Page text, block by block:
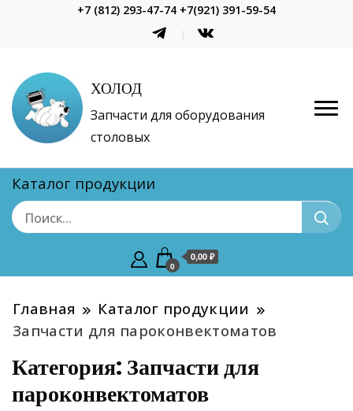
+7 (812) 293-47-74 +7(921) 391-59-54
ХОЛОД
Запчасти для оборудования
столовых
Каталог продукции
0
0,00 ₽
Главная
Каталог продукции
Запчасти для пароконвектоматов
Категория: Запчасти для
пароконвектоматов